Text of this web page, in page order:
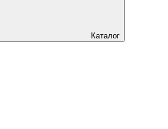
Каталог